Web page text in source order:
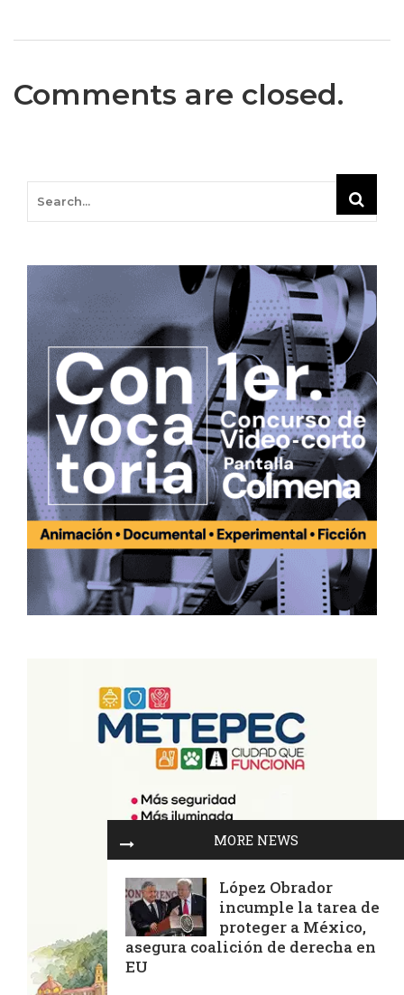
Comments are closed.
MORE NEWS
López Obrador
incumple la tarea de
proteger a México,
asegura coalición de derecha en
EU